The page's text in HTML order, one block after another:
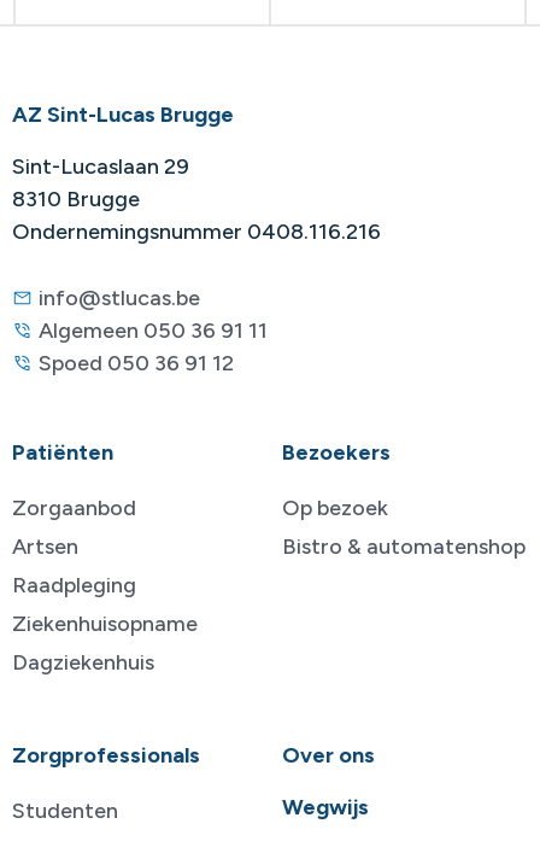
AZ Sint-Lucas Brugge
Sint-Lucaslaan 29
8310 Brugge
Ondernemingsnummer 0408.116.216
info@stlucas.be
Algemeen 050 36 91 11
Spoed 050 36 91 12
Patiënten
Zorgaanbod
Artsen
Raadpleging
Ziekenhuisopname
Dagziekenhuis
Bezoekers
Op bezoek
Bistro & automatenshop
Zorgprofessionals
Studenten
Over ons
Wegwijs